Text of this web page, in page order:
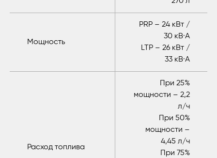
Мощность
PRP – 24 кВт /
30 кВ·А
LTP – 26 кВт /
33 кВ·А
Расход топлива
При 25%
мощности – 2,2
л/ч
При 50%
мощности –
4,45 л/ч
При 75%